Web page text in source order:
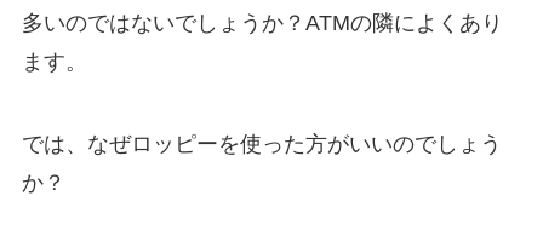
多いのではないでしょうか？ATMの隣によくあり
ます。
では、なぜロッピーを使った方がいいのでしょう
か？